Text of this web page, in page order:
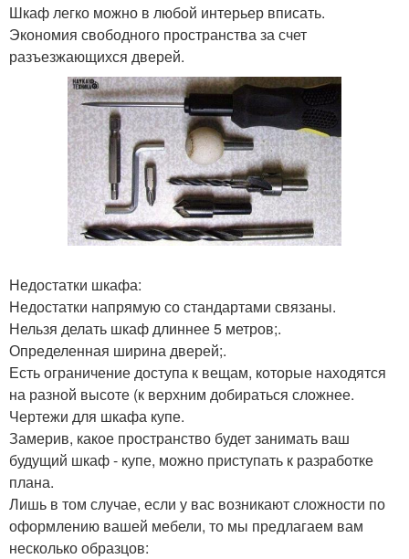
Шкаф легко можно в любой интерьер вписать.
Экономия свободного пространства за счет
разъезжающихся дверей.
Недостатки шкафа:
Недостатки напрямую со стандартами связаны.
Нельзя делать шкаф длиннее 5 метров;.
Определенная ширина дверей;.
Есть ограничение доступа к вещам, которые находятся
на разной высоте (к верхним добираться сложнее.
Чертежи для шкафа купе.
Замерив, какое пространство будет занимать ваш
будущий шкаф - купе, можно приступать к разработке
плана.
Лишь в том случае, если у вас возникают сложности по
оформлению вашей мебели, то мы предлагаем вам
несколько образцов: